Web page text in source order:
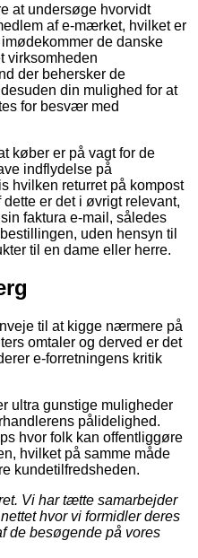
at undersøge hvorvidt
af e-mærket, hvilket er
de danske
virksomheden
der behersker de
din mulighed for at
for besvær med
køber er på vagt for de
indflydelse på
hvilken returret på kompost
er det i øvrigt relevant,
faktura e-mail, således
uden hensyn til
til en dame eller herre.
til at kigge nærmere på
omtaler og derved er det
e-forretningens kritik
ultra gunstige muligheder
pålidelighed.
hvor folk kan offentliggøre
hvilket på samme måde
kundetilfredsheden.
Vi har tætte samarbejder
hvor vi formidler deres
de besøgende på vores